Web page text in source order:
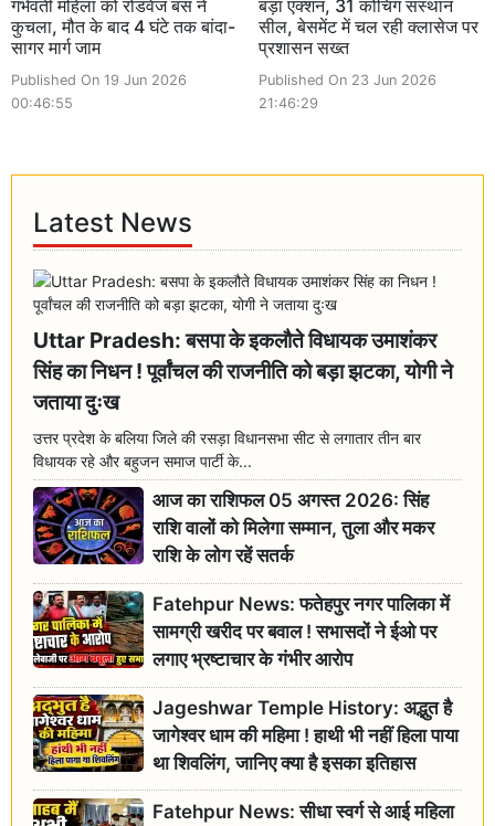
गर्भवती महिला को रोडवेज बस ने
कुचला, मौत के बाद 4 घंटे तक बांदा-
सागर मार्ग जाम
Published On 19 Jun 2026
00:46:55
बड़ा एक्शन, 31 कोचिंग संस्थान
सील, बेसमेंट में चल रही क्लासेज पर
प्रशासन सख्त
Published On 23 Jun 2026
21:46:29
Latest News
Uttar Pradesh: बसपा के इकलौते विधायक उमाशंकर
सिंह का निधन ! पूर्वांचल की राजनीति को बड़ा झटका, योगी ने
जताया दुःख
उत्तर प्रदेश के बलिया जिले की रसड़ा विधानसभा सीट से लगातार तीन बार
विधायक रहे और बहुजन समाज पार्टी के...
आज का राशिफल 05 अगस्त 2026: सिंह
राशि वालों को मिलेगा सम्मान, तुला और मकर
राशि के लोग रहें सतर्क
Fatehpur News: फतेहपुर नगर पालिका में
सामग्री खरीद पर बवाल ! सभासदों ने ईओ पर
लगाए भ्रष्टाचार के गंभीर आरोप
Jageshwar Temple History: अद्भुत है
जागेश्वर धाम की महिमा ! हाथी भी नहीं हिला पाया
था शिवलिंग, जानिए क्या है इसका इतिहास
Fatehpur News: सीधा स्वर्ग से आई महिला